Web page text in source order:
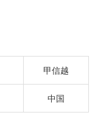
甲信越
中国